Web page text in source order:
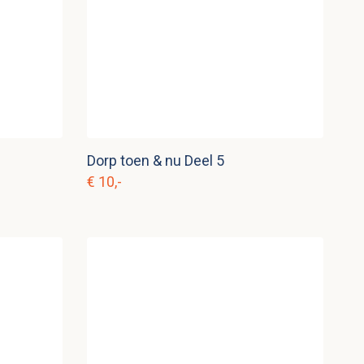
Dorp toen & nu Deel 5
€ 10,-